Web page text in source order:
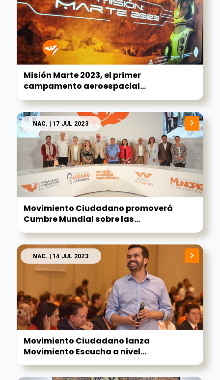
Misión Marte 2023, el primer
campamento aeroespacial...
NAC. | 17 JUL 2023
Movimiento Ciudadano promoverá
Cumbre Mundial sobre las...
NAC. | 14 JUL 2023
Movimiento Ciudadano lanza
Movimiento Escucha a nivel...